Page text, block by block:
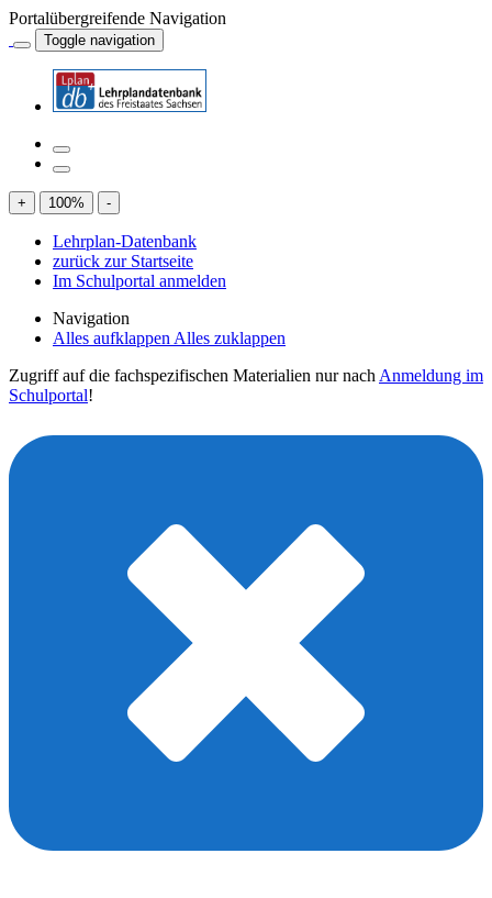
Portalübergreifende Navigation
Toggle navigation
+ 100% -
Lehrplan-Datenbank
zurück zur Startseite
Im Schulportal anmelden
Navigation
Alles aufklappen Alles zuklappen
Zugriff auf die fachspezifischen Materialien nur nach Anmeldung im
Schulportal!